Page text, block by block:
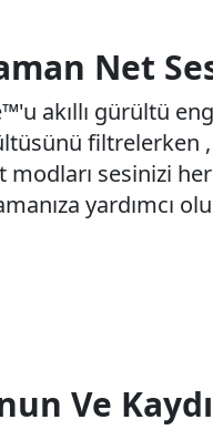
Net
akıllı gürültü
filtrelerken ,
modları sesinizi
yardımcı
Ve